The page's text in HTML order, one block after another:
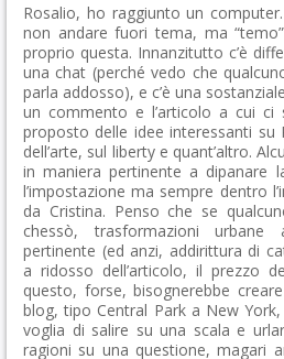
Rosalio, ho raggiunto un
non andare fuori tema, ma
proprio questa. Innanzitutto c’è
una chat (perché vedo che
parla addosso), e c’è una
un commento e l’articolo a cui ci
proposto delle idee interessanti su
dell’arte, sul liberty e quant’altro.
in maniera pertinente a dipanare
l’impostazione ma sempre dentro
da Cristina. Penso che se
chessò, trasformazioni
pertinente (ed anzi, addirittura di
a ridosso dell’articolo, il prezzo
questo, forse, bisognerebbe
blog, tipo Central Park a New
voglia di salire su una scala e
ragioni su una questione, magari